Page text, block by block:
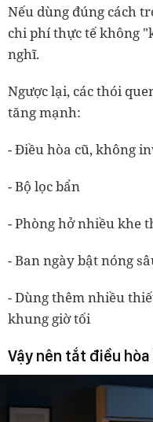
Nếu dùng đúng cách
chi phí thực tế không
nghĩ.
Ngược lại, các thói
tăng mạnh:
- Điều hòa cũ, không
- Bộ lọc bẩn
- Phòng hở nhiều khe
- Ban ngày bật nóng
- Dùng thêm nhiều
khung giờ tối
Vậy nên tắt điều